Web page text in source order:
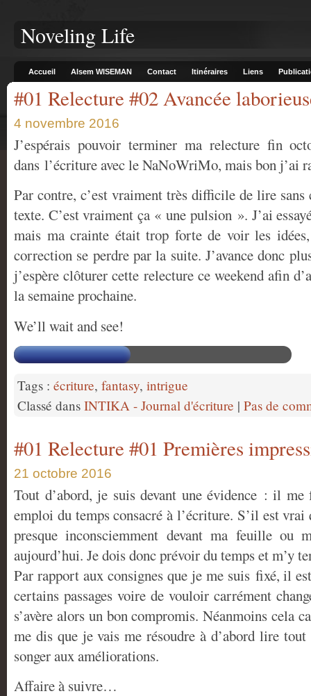
Noveling Life
Accueil Alsem WISEMAN Contact Itinéraires Liens
#01 Relecture #02 Avancée
4 novembre 2016
J’espérais pouvoir terminer ma relecture fin
dans l’écriture avec le NaNoWriMo, mais bon j’ai
Par contre, c’est vraiment très difficile de lire
texte. C’est vraiment ça « une pulsion ». J’ai
mais ma crainte était trop forte de voir les
correction se perdre par la suite. J’avance donc
j’espère clôturer cette relecture ce weekend afin
la semaine prochaine.
We’ll wait and see!
Tags : écriture, fantasy, intrigue
Classé dans INTIKA - Journal d'écriture | Pas de
#01 Relecture #01 Premières
21 octobre 2016
Tout d’abord, je suis devant une évidence : il me
emploi du temps consacré à l’écriture. S’il est
presque inconsciemment devant ma feuille ou
aujourd’hui. Je dois donc prévoir du temps et m’y
Par rapport aux consignes que je me suis fixé, il
certains passages voire de vouloir carrément
s’avère alors un bon compromis. Néanmoins cela
me dis que je vais me résoudre à d’abord lire
songer aux améliorations.
Affaire à suivre…